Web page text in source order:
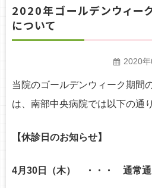
2020年ゴールデンウィー
について
2020
当院のゴールデンウィーク期間
は、南部中央病院では以下の通
【休診日のお知らせ】
4月30日（木） ・・・ 通常通